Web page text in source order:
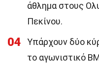
άθλημα στους
Πεκίνου.
04
Υπάρχουν δύο
το αγωνιστικό